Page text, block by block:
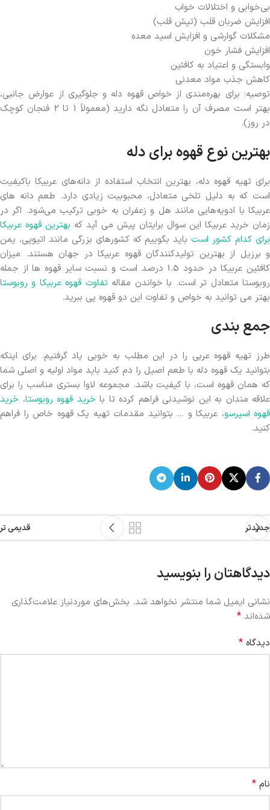
بی‌خوابی و اختلالات خواب
افزایش ضربان قلب (تپش قلب)
مشکلات گوارشی و افزایش اسید معده
افزایش فشار خون
وابستگی و اعتیاد به کافئین
کاهش جذب مواد معدنی
توصیه: برای بهره‌مندی از خواص قهوه دله و جلوگیری از عوارض جانبی،
بهتر است مصرف آن را متعادل نگه دارید (معمولاً 1 تا 2 فنجان کوچک
در روز).
بهترین نوع قهوه برای دله
برای تهیه قهوه دله، بهترین انتخاب استفاده از دانه‌های عربیکا باکیفیت
است که به دلیل تلخی متعادل، محبوبیت زیادی دارد. طعم دانه های
عربیکا با ادویه‌هایی مانند هل و زعفران به خوبی ترکیب می‌شود. اگر در
زمان خرید عربیکا این سوال برایتان پیش می آید که بهترین قهوه عربیکا
برای کدام کشور استباید بگوییم که کشورهای بزرگی مانند اتیوپی، یمن
و برزیل از بهترین تولیدکنندگان قهوه عربیکا در جهان هستند. میزان
کافئین عربیکا در حدود 1.5 درصد است و نسبت سایر قهوه ها از جمله
روبوستا متعادل تر است. با خواندن مقالهتفاوت قهوه عربیکا و روبوستا
بهتر می توانید به خواص و تفاوت این دو قهوه پی ببرید.
جمع بندی
طرز تهیه قهوه عربی را در این مطلب به خوبی یاد گرفتیم. برای اینکه
بتوانید یک قهوه دله با طعم اصیل را دم کنید باید مواد اولیه و اصلی شما
که همان قهوه است، با کیفیت باشد. مجموعه لاوا بستری مناسب را برای
علاقه مندان به این نوشیدنی فراهم کرده تا با خرید قهوه روبوستا، خرید
قهوه اسپرسو، عربیکا و … بتوانید مقدمات تهیه یک قهوه خاص را فراهم
کنید.
جدیدتر قدیمی تر
دیدگاهتان را بنویسید
نشانی ایمیل شما منتشر نخواهد شد. بخش‌های موردنیاز علامت‌گذاری
شده‌اند *
دیدگاه *
نام *